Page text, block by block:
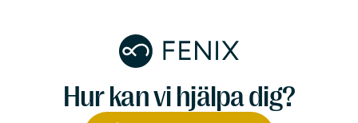
Hur kan vi hjälpa dig?